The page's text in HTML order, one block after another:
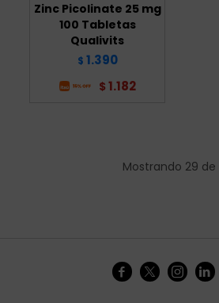
Zinc Picolinate 25 mg
100 Tabletas
Qualivits
$ 1.390
$ 1.182
Mostrando 29 de
   